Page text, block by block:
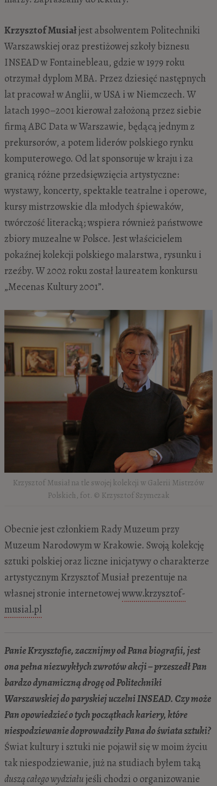
Krzysztof Musiałjest absolwentem Politechniki
Warszawskiej oraz prestiżowej szkoły biznesu
INSEAD w Fontainebleau, gdzie w 1979 roku
otrzymał dyplom MBA. Przez dziesięć następnych
lat pracował w Anglii, w USA i w Niemczech. W
latach 1990–2001 kierował założoną przez siebie
firmą ABC Data w Warszawie, będącą jednym z
prekursorów, a potem liderów polskiego rynku
komputerowego. Od lat sponsoruje w kraju i za
granicą różne przedsięwzięcia artystyczne:
wystawy, koncerty, spektakle teatralne i operowe,
kursy mistrzowskie dla młodych śpiewaków,
twórczość literacką; wspiera również państwowe
zbiory muzealne w Polsce. Jest właścicielem
pokaźnej kolekcji polskiego malarstwa, rysunku i
rzeźby. W 2002 roku został laureatem konkursu
„Mecenas Kultury 2001”.
Krzysztof Musiał na tle swojej kolekcji w Galerii Mistrzów
Polskich, fot. © Krzysztof Szymczak
Obecnie jest członkiem Rady Muzeum przy
Muzeum Narodowym w Krakowie. Swoją kolekcję
sztuki polskiej oraz liczne inicjatywy o charakterze
artystycznym Krzysztof Musiał prezentuje na
własnej stronie internetowejwww.krzysztof-
musial.pl
Panie Krzysztofie, zacznijmy od Pana biografii, jest
ona pełna niezwykłych zwrotów akcji – przeszedł Pan
bardzo dynamiczną drogę od Politechniki
Warszawskiej do paryskiej uczelni INSEAD. Czy może
Pan opowiedzieć o tych początkach kariery, które
niespodziewanie doprowadziły Pana do świata sztuki?
Świat kultury i sztuki nie pojawił się w moim życiu
tak niespodziewanie, już na studiach byłem taką
duszą całego wydziałujeśli chodzi o organizowanie